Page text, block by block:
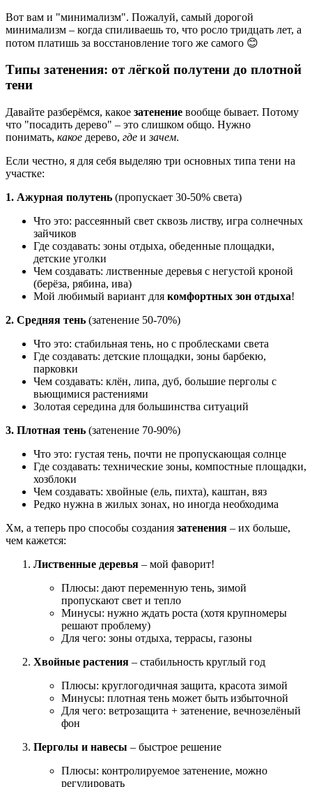
Вот вам и "минимализм". Пожалуй, самый дорогой
минимализм – когда спиливаешь то, что росло тридцать лет, а
потом платишь за восстановление того же самого 😊
Типы затенения: от лёгкой полутени до плотной
тени
Давайте разберёмся, какое затенение вообще бывает. Потому
что "посадить дерево" – это слишком общо. Нужно
понимать, какое дерево, где изачем.
Если честно, я для себя выделяю три основных типа тени на
участке:
1. Ажурная полутень (пропускает 30-50% света)
Что это: рассеянный свет сквозь листву, игра солнечных
зайчиков
Где создавать: зоны отдыха, обеденные площадки,
детские уголки
Чем создавать: лиственные деревья с негустой кроной
(берёза, рябина, ива)
Мой любимый вариант для комфортных зон отдыха!
2. Средняя тень (затенение 50-70%)
Что это: стабильная тень, но с проблесками света
Где создавать: детские площадки, зоны барбекю,
парковки
Чем создавать: клён, липа, дуб, большие перголы с
вьющимися растениями
Золотая середина для большинства ситуаций
3. Плотная тень (затенение 70-90%)
Что это: густая тень, почти не пропускающая солнце
Где создавать: технические зоны, компостные площадки,
хозблоки
Чем создавать: хвойные (ель, пихта), каштан, вяз
Редко нужна в жилых зонах, но иногда необходима
Хм, а теперь про способы создания затенения – их больше,
чем кажется:
Лиственные деревья – мой фаворит!
Плюсы: дают переменную тень, зимой
пропускают свет и тепло
Минусы: нужно ждать роста (хотя крупномеры
решают проблему)
Для чего: зоны отдыха, террасы, газоны
Хвойные растения – стабильность круглый год
Плюсы: круглогодичная защита, красота зимой
Минусы: плотная тень может быть избыточной
Для чего: ветрозащита + затенение, вечнозелёный
фон
Перголы и навесы – быстрое решение
Плюсы: контролируемое затенение, можно
регулировать